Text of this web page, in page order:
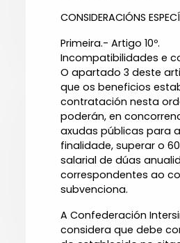
CONSIDERACIÓNS
Primeira.- Artigo 10º.
Incompatibilidades e
O apartado 3 deste
que os beneficios
contratación nesta
poderán, en
axudas públicas para
finalidade, superar o
salarial de dúas
correspondentes ao
subvenciona.
A Confederación
considera que debe